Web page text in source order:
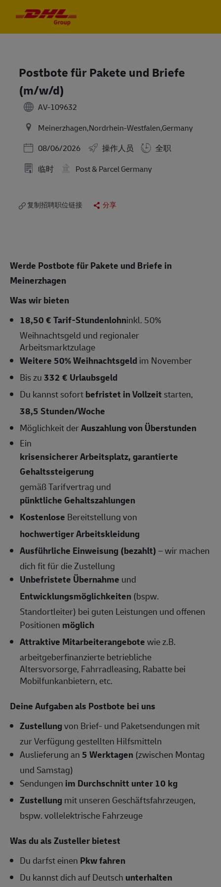
Postbote für Pakete und Briefe
(m/w/d)
AV-109632
Meinerzhagen,Nordrhein-Westfalen,Germany
Posted Date
08/06/2026 操作人员
全职
临时
Post & Parcel Germany
复制招聘职位链接 分享
Werde Postbote für Pakete und Briefe in
Meinerzhagen
Was wir bieten
18,50 € Tarif-Stundenlohninkl. 50%
Weihnachtsgeld und regionaler
Arbeitsmarktzulage
Weitere 50% Weihnachtsgeldim November
Bis zu332 € Urlaubsgeld
Du kannst sofortbefristet in Vollzeit starten,
38,5 Stunden/Woche
Möglichkeit derAuszahlung von Überstunden
Ein
krisensicherer Arbeitsplatz, garantierte
Gehaltssteigerung
gemäß Tarifvertrag und
pünktliche Gehaltszahlungen
Kostenlose Bereitstellung von
hochwertiger Arbeitskleidung
Ausführliche Einweisung (bezahlt)– wir machen
dich fit für die Zustellung
Unbefristete Übernahme und
Entwicklungsmöglichkeiten (bspw.
Standortleiter) bei guten Leistungen und offenen
Positionen möglich
Attraktive Mitarbeiterangebotewie z.B.
arbeitgeberfinanzierte betriebliche
Altersvorsorge, Fahrradleasing, Rabatte bei
Mobilfunkanbietern, etc.
Deine Aufgaben als Postbote bei uns
Zustellungvon Brief- und Paketsendungen mit
zur Verfügung gestellten Hilfsmitteln
Auslieferung an5 Werktagen (zwischen Montag
und Samstag)
Sendungen im Durchschnitt unter 10 kg
Zustellungmit unseren Geschäftsfahrzeugen,
bspw. vollelektrische Fahrzeuge
Was du als Zusteller bietest
Du darfst einen Pkw fahren
Du kannst dich auf Deutsch unterhalten